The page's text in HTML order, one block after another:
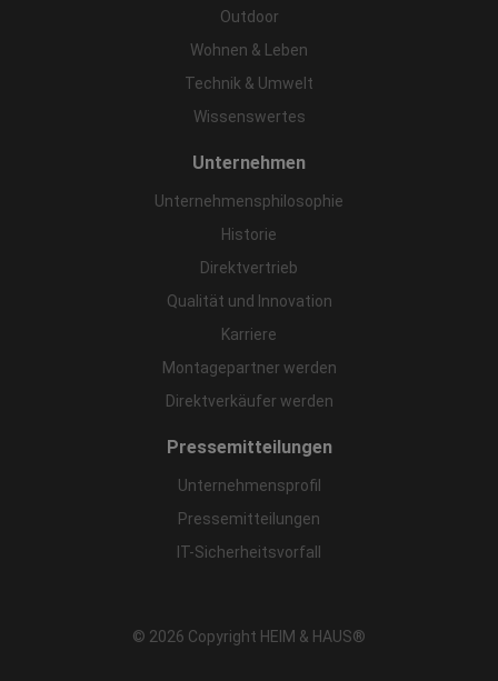
Outdoor
Wohnen & Leben
Technik & Umwelt
Wissenswertes
Unternehmen
Unternehmensphilosophie
Historie
Direktvertrieb
Qualität und Innovation
Karriere
Montagepartner werden
Direktverkäufer werden
Pressemitteilungen
Unternehmensprofil
Pressemitteilungen
IT-Sicherheitsvorfall
© 2026 Copyright HEIM & HAUS®